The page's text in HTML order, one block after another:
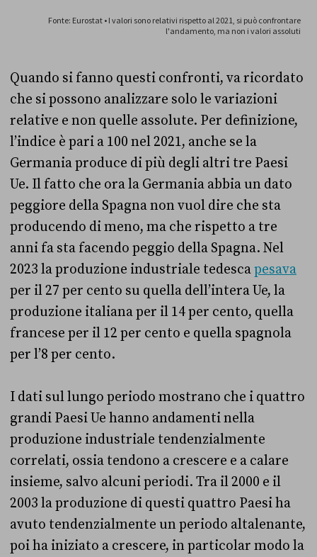
Quando si fanno questi confronti, va ricordato
che si possono analizzare solo le variazioni
relative e non quelle assolute. Per definizione,
l’indice è pari a 100 nel 2021, anche se la
Germania produce di più degli altri tre Paesi
Ue. Il fatto che ora la Germania abbia un dato
peggiore della Spagna non vuol dire che sta
producendo di meno, ma che rispetto a tre
anni fa sta facendo peggio della Spagna. Nel
2023 la produzione industriale tedescapesava
per il 27 per cento su quella dell’intera Ue, la
produzione italiana per il 14 per cento, quella
francese per il 12 per cento e quella spagnola
per l’8 per cento.
I dati sul lungo periodo mostrano che i quattro
grandi Paesi Ue hanno andamenti nella
produzione industriale tendenzialmente
correlati, ossia tendono a crescere e a calare
insieme, salvo alcuni periodi. Tra il 2000 e il
2003 la produzione di questi quattro Paesi ha
avuto tendenzialmente un periodo altalenante,
poi ha iniziato a crescere, in particolar modo la